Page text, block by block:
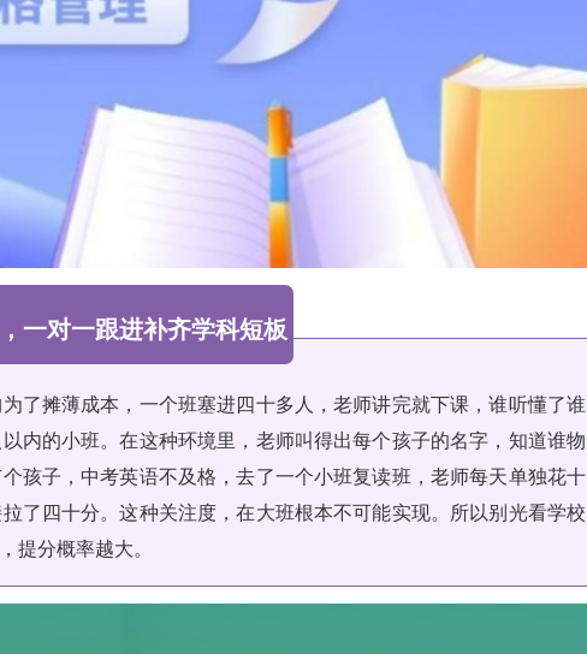
一对一跟进补齐学科短板
了摊薄成本，一个班塞进四十多人，老师讲完就下课，谁听懂了谁
内的小班。在这种环境里，老师叫得出每个孩子的名字，知道谁物
孩子，中考英语不及格，去了一个小班复读班，老师每天单独花十
了四十分。这种关注度，在大班根本不可能实现。所以别光看学校
提分概率越大。